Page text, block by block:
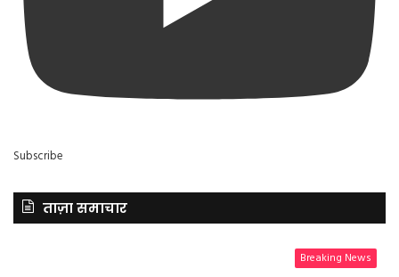
Subscribe
ताज़ा समाचार
Breaking News